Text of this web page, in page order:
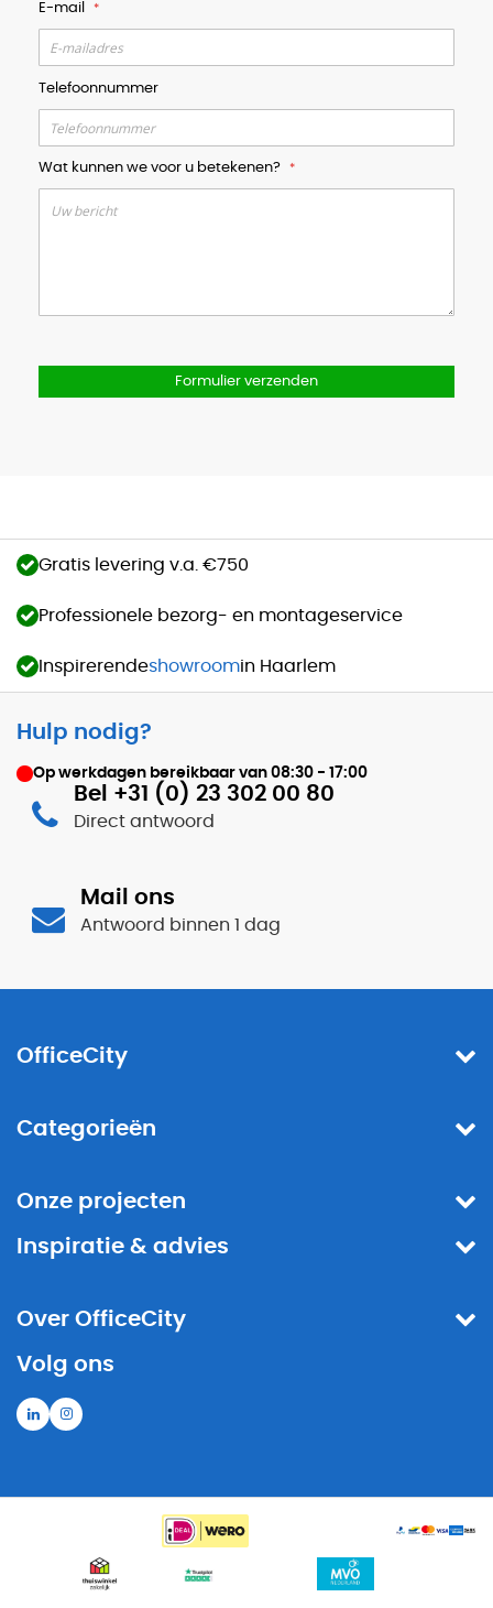
E-mail
Telefoonnummer
Wat kunnen we voor u betekenen?
Formulier verzenden
Gratis levering v.a. €750
Professionele bezorg- en montageservice
Inspirerendeshowroomin Haarlem
Hulp nodig?
Op werkdagen bereikbaar van 08:30 - 17:00
Bel +31 (0) 23 302 00 80
Direct antwoord
Mail ons
Antwoord binnen 1 dag
OfficeCity
Categorieën
Onze projecten
Inspiratie & advies
Over OfficeCity
Volg ons